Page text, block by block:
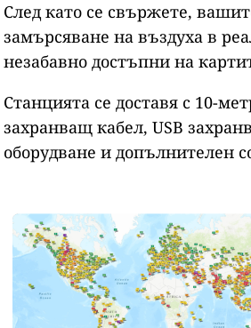
След като се свържете,
замърсяване на въздуха в
незабавно достъпни на
Станцията се доставя с 10-
захранващ кабел, USB
оборудване и допълнителен